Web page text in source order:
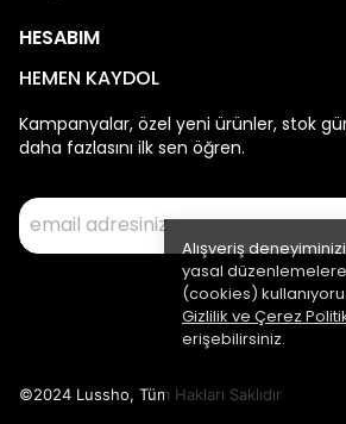
Alışveriş
yasal
(cookies)
Gizlilik ve Çerez
erişebilirsiniz.
HESABIM
HEMEN KAYDOL
Kampanyalar, özel yeni ürünler, stok
daha fazlasını ilk sen öğren.
©2024 Lussho, Tüm Hakları Saklıdır